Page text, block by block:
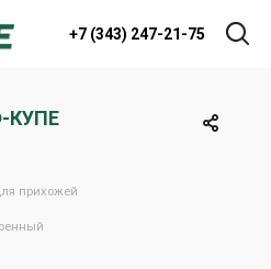
+7 (343) 247-21-75
КУПЕ
прихожей